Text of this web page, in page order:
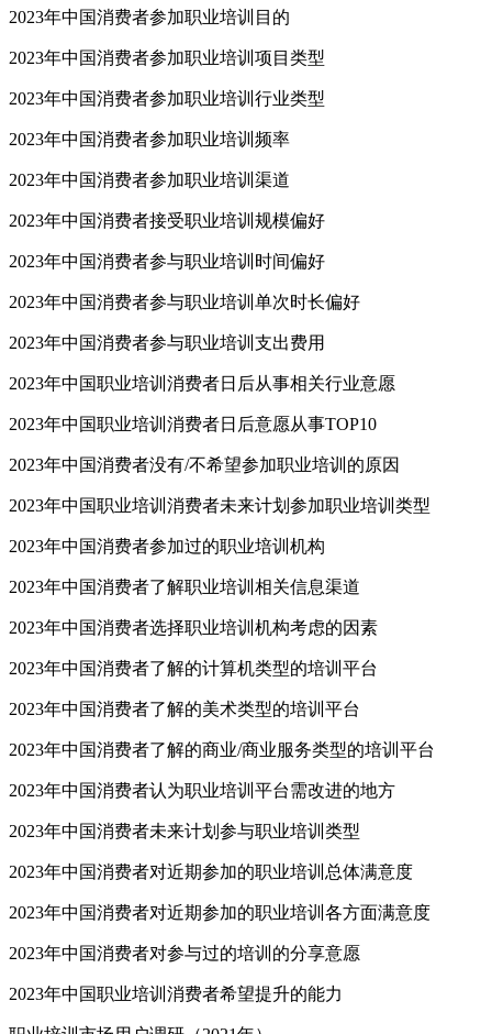
2023年中国消费者参加职业培训目的
2023年中国消费者参加职业培训项目类型
2023年中国消费者参加职业培训行业类型
2023年中国消费者参加职业培训频率
2023年中国消费者参加职业培训渠道
2023年中国消费者接受职业培训规模偏好
2023年中国消费者参与职业培训时间偏好
2023年中国消费者参与职业培训单次时长偏好
2023年中国消费者参与职业培训支出费用
2023年中国职业培训消费者日后从事相关行业意愿
2023年中国职业培训消费者日后意愿从事TOP10
2023年中国消费者没有/不希望参加职业培训的原因
2023年中国职业培训消费者未来计划参加职业培训类型
2023年中国消费者参加过的职业培训机构
2023年中国消费者了解职业培训相关信息渠道
2023年中国消费者选择职业培训机构考虑的因素
2023年中国消费者了解的计算机类型的培训平台
2023年中国消费者了解的美术类型的培训平台
2023年中国消费者了解的商业/商业服务类型的培训平台
2023年中国消费者认为职业培训平台需改进的地方
2023年中国消费者未来计划参与职业培训类型
2023年中国消费者对近期参加的职业培训总体满意度
2023年中国消费者对近期参加的职业培训各方面满意度
2023年中国消费者对参与过的培训的分享意愿
2023年中国职业培训消费者希望提升的能力